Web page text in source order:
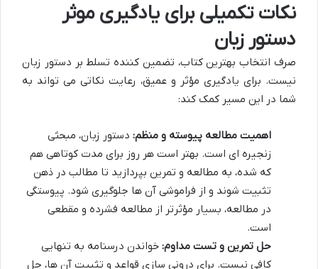
نکات تکمیلی برای یادگیری موثر
دستور زبان
صرف انتخاب بهترین کتاب، تضمین کننده تسلط بر دستور زبان
نیست. برای یادگیری مؤثر و عمیق، رعایت نکاتی می تواند به
شما در این مسیر کمک کند:
اهمیت مطالعه پیوسته و منظم: دستور زبان، مبحثی
زنجیره ای است. بهتر است هر روز برای مدت کوتاهی هم
که شده، به مطالعه و تمرین بپردازید تا مطالب در ذهن
تثبیت شوند و از فراموشی آن ها جلوگیری شود. پیوستگی
در مطالعه، بسیار مؤثرتر از مطالعه فشرده و مقطعی
است.
حل تمرین و تست مداوم: خواندن درسنامه به تنهایی
کافی نیست. برای درونی سازی قواعد و تثبیت آن ها، حل